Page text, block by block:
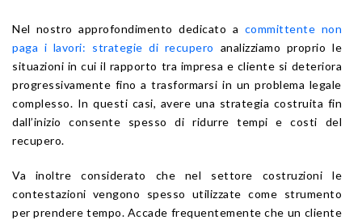
Nel nostro approfondimento dedicato a committente non
paga i lavori: strategie di recupero analizziamo proprio le
situazioni in cui il rapporto tra impresa e cliente si deteriora
progressivamente fino a trasformarsi in un problema legale
complesso. In questi casi, avere una strategia costruita fin
dall’inizio consente spesso di ridurre tempi e costi del
recupero.
Va inoltre considerato che nel settore costruzioni le
contestazioni vengono spesso utilizzate come strumento
per prendere tempo. Accade frequentemente che un cliente